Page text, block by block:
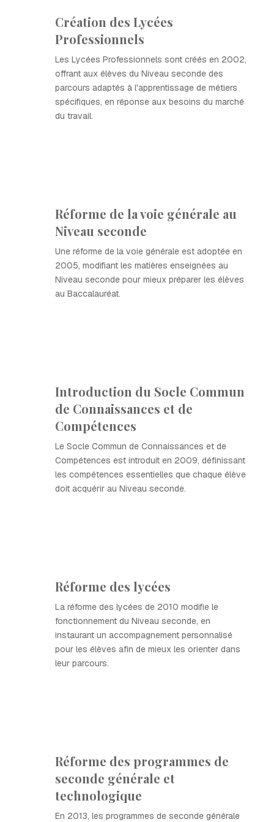
Création des Lycées
Professionnels
Les Lycées Professionnels sont créés en 2002,
offrant aux élèves du Niveau seconde des
parcours adaptés à l'apprentissage de métiers
spécifiques, en réponse aux besoins du marché
du travail.
Réforme de la voie générale au
Niveau seconde
Une réforme de la voie générale est adoptée en
2005, modifiant les matières enseignées au
Niveau seconde pour mieux préparer les élèves
au Baccalauréat.
Introduction du Socle Commun
de Connaissances et de
Compétences
Le Socle Commun de Connaissances et de
Compétences est introduit en 2009, définissant
les compétences essentielles que chaque élève
doit acquérir au Niveau seconde.
Réforme des lycées
La réforme des lycées de 2010 modifie le
fonctionnement du Niveau seconde, en
instaurant un accompagnement personnalisé
pour les élèves afin de mieux les orienter dans
leur parcours.
Réforme des programmes de
seconde générale et
technologique
En 2013, les programmes de seconde générale